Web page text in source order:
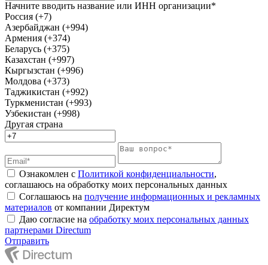
Начните вводить название или ИНН организации*
Россия (+7)
Азербайджан (+994)
Армения (+374)
Беларусь (+375)
Казахстан (+997)
Кыргызстан (+996)
Молдова (+373)
Таджикистан (+992)
Туркменистан (+993)
Узбекистан (+998)
Другая страна
Ознакомлен с Политикой конфиденциальности,
соглашаюсь на обработку моих персональных данных
Соглашаюсь на получение информационных и рекламных
материалов от компании Директум
Даю согласие на обработку моих персональных данных
партнерами Directum
Отправить